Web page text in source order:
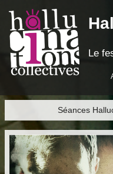
Le
Séances